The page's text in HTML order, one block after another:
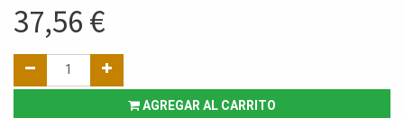
37,56 €
AGREGAR AL CARRITO